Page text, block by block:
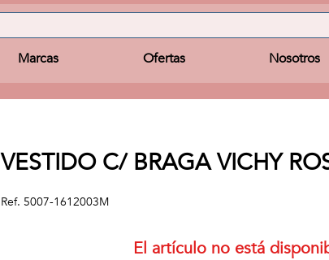
Marcas Ofertas Nosotros
VESTIDO C/ BRAGA VICHY
Ref. 5007-1612003M
El artículo no está